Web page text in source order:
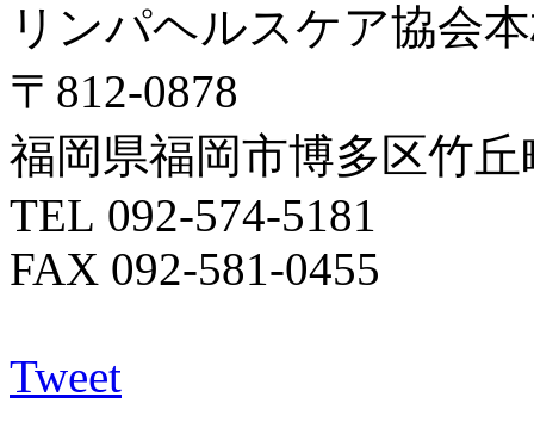
リンパヘルスケア協会
〒812-0878
福岡県福岡市博多区竹丘
TEL 092-574-5181
FAX 092-581-0455
Tweet